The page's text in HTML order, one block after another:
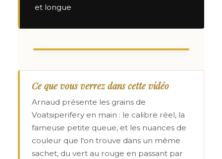
et longue
Ce que vous verrez dans cette vidéo
Arnaud présente les grains de
Voatsiperifery en main : le calibre réel, la
fameuse petite queue, et les nuances de
couleur que l'on trouve dans un même
sachet, du vert au rouge en passant par